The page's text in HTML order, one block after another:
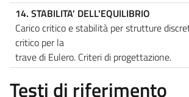
14. STABILITA' DELL'EQUILIBRIO
Carico critico e stabilità per strutture
critico per la
trave di Eulero. Criteri di progettazione.
Testi di riferimento